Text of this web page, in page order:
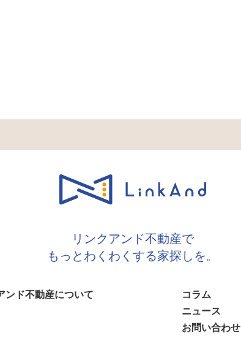
リンクアンド不動産で
もっとわくわくする家探しを。
ンド不動産について
コラム
ニュース
お問い合わせ